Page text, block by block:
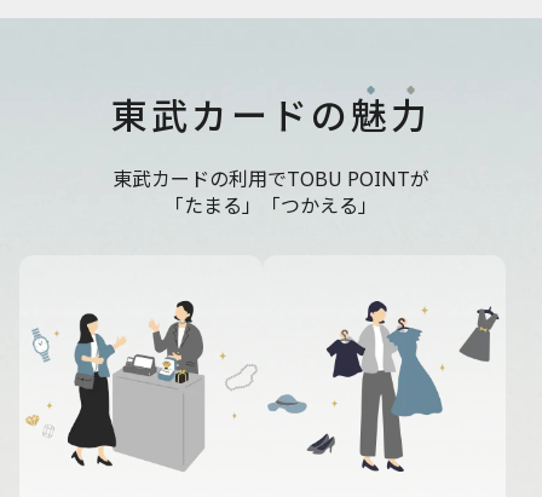
東武カードの魅力
東武カードの利用でTOBU POINTが
「たまる」「つかえる」